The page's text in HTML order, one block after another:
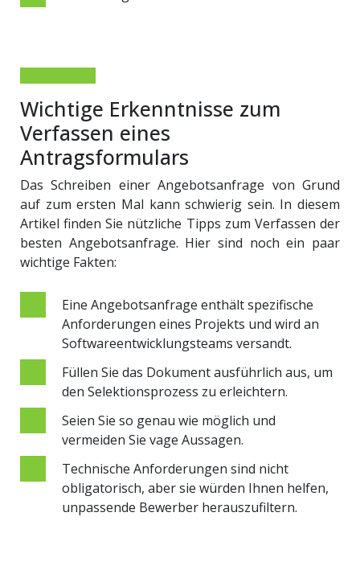
Wichtige Erkenntnisse zum
Verfassen eines
Antragsformulars
Das Schreiben einer Angebotsanfrage von Grund
auf zum ersten Mal kann schwierig sein. In diesem
Artikel finden Sie nützliche Tipps zum Verfassen der
besten Angebotsanfrage. Hier sind noch ein paar
wichtige Fakten:
Eine Angebotsanfrage enthält spezifische
Anforderungen eines Projekts und wird an
Softwareentwicklungsteams versandt.
Füllen Sie das Dokument ausführlich aus, um
den Selektionsprozess zu erleichtern.
Seien Sie so genau wie möglich und
vermeiden Sie vage Aussagen.
Technische Anforderungen sind nicht
obligatorisch, aber sie würden Ihnen helfen,
unpassende Bewerber herauszufiltern.